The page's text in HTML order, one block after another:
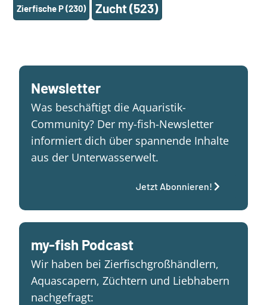
Zierfische P(230) Zucht(523)
Newsletter
Was beschäftigt die Aquaristik-
Community? Der my-fish-Newsletter
informiert dich über spannende Inhalte
aus der Unterwasserwelt.
Jetzt Abonnieren!
my-fish Podcast
Wir haben bei Zierfischgroßhändlern,
Aquascapern, Züchtern und Liebhabern
nachgefragt: